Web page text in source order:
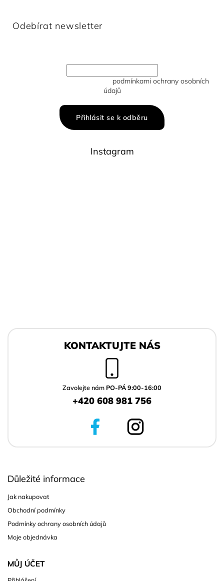
Odebírat newsletter
podmínkami ochrany osobních
údajů
Přihlásit se k odběru
Instagram
KONTAKTUJTE NÁS
Zavolejte nám PO-PÁ 9:00-16:00
+420 608 981 756
Důležité informace
Jak nakupovat
Obchodní podmínky
Podmínky ochrany osobních údajů
Moje objednávka
MŮJ ÚČET